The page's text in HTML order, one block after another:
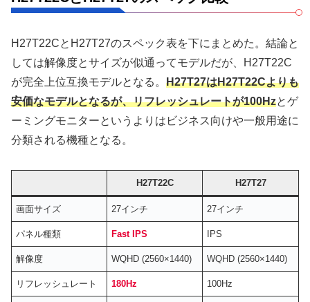
H27T22CとH27T27のスペック表を下にまとめた。結論と
しては解像度とサイズが似通ってモデルだが、H27T22C
が完全上位互換モデルとなる。 H27T27はH27T22Cよりも
安価なモデルとなるが、リフレッシュレートが100Hzとゲ
ーミングモニターというよりはビジネス向けや一般用途に
分類される機種となる。
H27T22C H27T27
画面サイズ 27インチ 27インチ
パネル種類 Fast IPS IPS
解像度 WQHD (2560×1440) WQHD (2560×1440)
リフレッシュレート 180Hz 100Hz